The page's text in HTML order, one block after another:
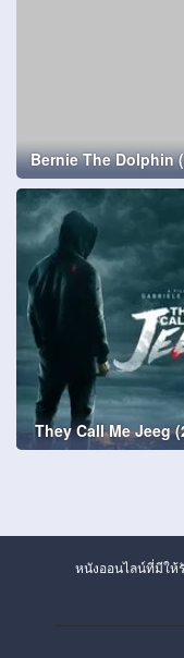
Bernie The Dolphin
They Call Me Jeeg
หนังออนไลน์ที่มีให้